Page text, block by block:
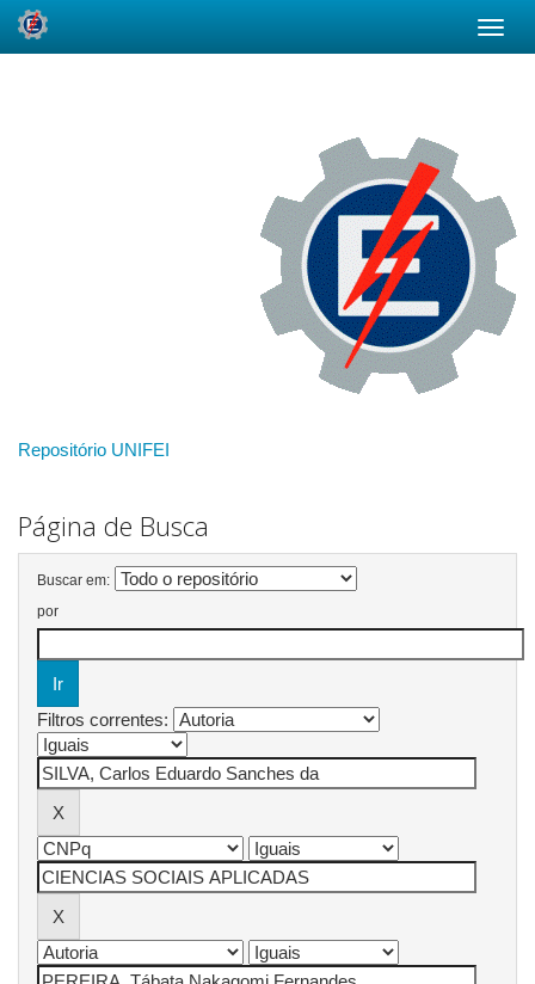
Repositório UNIFEI
Página de Busca
Buscar em:
por
Filtros correntes: